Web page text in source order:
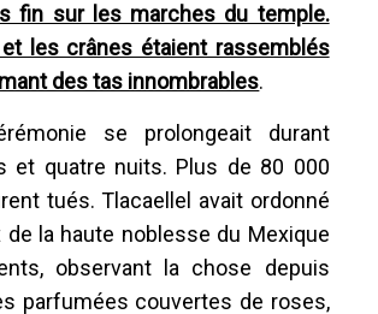
fin sur les marches du temple.
les crânes étaient rassemblés
des tas innombrables.
se prolongeait durant
et quatre nuits. Plus de 80 000
tués. Tlacaellel avait ordonné
la haute noblesse du Mexique
observant la chose depuis
parfumées couvertes de roses,